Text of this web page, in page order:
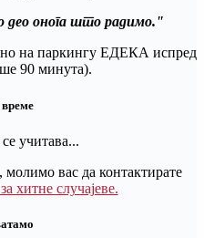
део онога што радимо.
на паркингу ЕДЕКА испред
90 минута).
учитава...
вас да контактирате
хитне случајеве.